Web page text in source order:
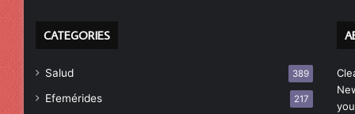
CATEGORIES
Salud 389
Efemérides 217